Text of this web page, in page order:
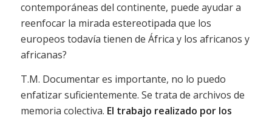
contemporáneas del continente, puede ayudar a
reenfocar la mirada estereotipada que los
europeos todavía tienen de África y los africanos y
africanas?
T.M. Documentar es importante, no lo puedo
enfatizar suficientemente. Se trata de archivos de
memoria colectiva. El trabajo realizado por los